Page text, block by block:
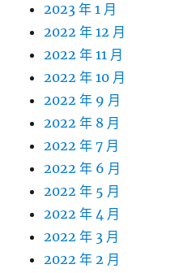
2023 年 1 月
2022 年 12 月
2022 年 11 月
2022 年 10 月
2022 年 9 月
2022 年 8 月
2022 年 7 月
2022 年 6 月
2022 年 5 月
2022 年 4 月
2022 年 3 月
2022 年 2 月